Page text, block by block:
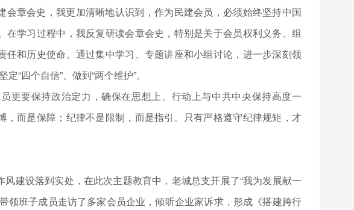
章会史，我更加清晰地认识到，作为民建会员，必须始终坚持中国
学习过程中，我反复研读会章会史，特别是关于会员权利义务、组
和历史使命。通过集中学习、专题讲座和小组讨论，进一步深刻领
“四个自信”、做到“两个维护”。
更要保持政治定力，确保在思想上、行动上与中共中央保持高度一
而是保障；纪律不是限制，而是指引。只有严格遵守纪律规矩，才
建设落到实处，在此次主题教育中，老城总支开展了“我为发展献一
领班子成员走访了多家会员企业，倾听企业家诉求，形成《搭建跨行